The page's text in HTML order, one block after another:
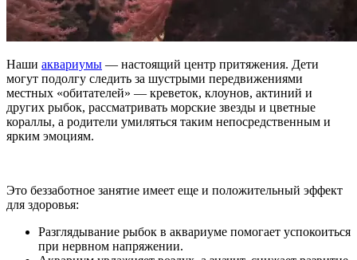
Наши аквариумы — настоящий центр притяжения. Дети
могут подолгу следить за шустрыми передвижениями
местных «обитателей» — креветок, клоунов, актиний и
других рыбок, рассматривать морские звезды и цветные
кораллы, а родители умиляться таким непосредственным и
ярким эмоциям.
Это беззаботное занятие имеет еще и положительный эффект
для здоровья:
Разглядывание рыбок в аквариуме помогает успокоиться
при нервном напряжении.